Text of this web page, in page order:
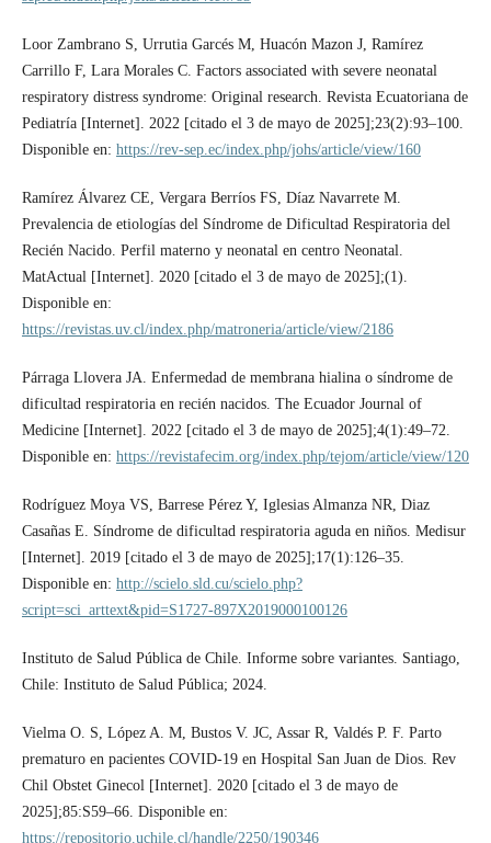
Loor Zambrano S, Urrutia Garcés M, Huacón Mazon J, Ramírez
Carrillo F, Lara Morales C. Factors associated with severe neonatal
respiratory distress syndrome: Original research. Revista Ecuatoriana de
Pediatría [Internet]. 2022 [citado el 3 de mayo de 2025];23(2):93–100.
Disponible en: https://rev-sep.ec/index.php/johs/article/view/160
‌Ramírez Álvarez CE, Vergara Berríos FS, Díaz Navarrete M.
Prevalencia de etiologías del Síndrome de Dificultad Respiratoria del
Recién Nacido. Perfil materno y neonatal en centro Neonatal.
MatActual [Internet]. 2020 [citado el 3 de mayo de 2025];(1).
Disponible en:
https://revistas.uv.cl/index.php/matroneria/article/view/2186
Párraga Llovera JA. Enfermedad de membrana hialina o síndrome de
dificultad respiratoria en recién nacidos. The Ecuador Journal of
Medicine [Internet]. 2022 [citado el 3 de mayo de 2025];4(1):49–72.
Disponible en: https://revistafecim.org/index.php/tejom/article/view/120
Rodríguez Moya VS, Barrese Pérez Y, Iglesias Almanza NR, Diaz
Casañas E. Síndrome de dificultad respiratoria aguda en niños. Medisur
[Internet]. 2019 [citado el 3 de mayo de 2025];17(1):126–35.
Disponible en: http://scielo.sld.cu/scielo.php?
script=sci_arttext&pid=S1727-897X2019000100126
Instituto de Salud Pública de Chile. Informe sobre variantes. Santiago,
Chile: Instituto de Salud Pública; 2024.
Vielma O. S, López A. M, Bustos V. JC, Assar R, Valdés P. F. Parto
prematuro en pacientes COVID-19 en Hospital San Juan de Dios. Rev
Chil Obstet Ginecol [Internet]. 2020 [citado el 3 de mayo de
2025];85:S59–66. Disponible en:
https://repositorio.uchile.cl/handle/2250/190346